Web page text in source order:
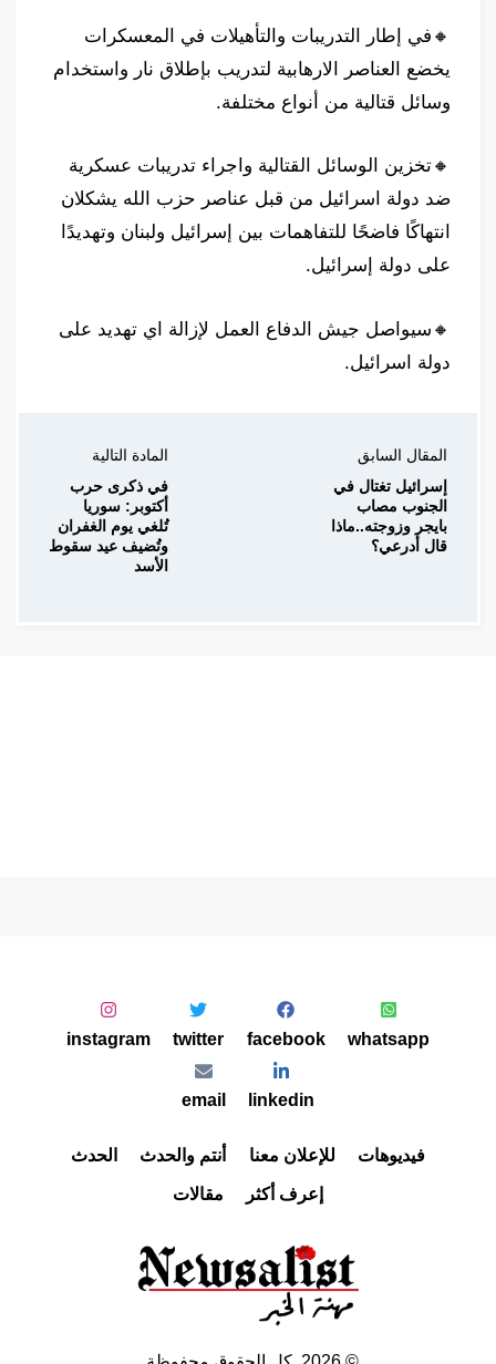
‏🔸في إطار التدريبات والتأهيلات في المعسكرات
يخضع العناصر الارهابية لتدريب بإطلاق نار واستخدام
وسائل قتالية من أنواع مختلفة.
‏🔸تخزين الوسائل القتالية واجراء تدريبات عسكرية
ضد دولة اسرائيل من قبل عناصر حزب الله يشكلان
انتهاكًا فاضحًا للتفاهمات بين إسرائيل ولبنان وتهديدًا
على دولة إسرائيل.
‏🔸سيواصل جيش الدفاع العمل لإزالة اي تهديد على
دولة اسرائيل.
المقال السابق
إسرائيل تغتال في
الجنوب مصاب
بايجر وزوجته..ماذا
قال أدرعي؟
المادة التالية
في ذكرى حرب
أكتوبر: سوريا
تُلغي يوم الغفران
وتُضيف عيد سقوط
الأسد
فيديوهات للإعلان معنا أنتم والحدث
الحدث
إعرف أكثر
مقالات
whatsapp
facebook
twitter
instagram
linkedin
email